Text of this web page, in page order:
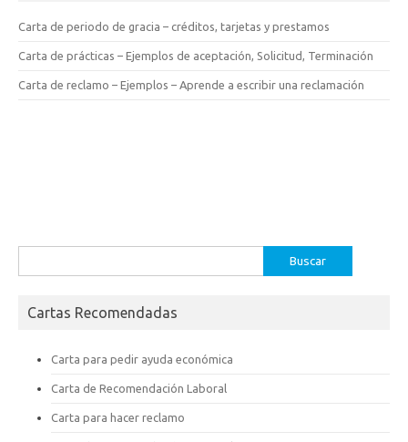
Carta de periodo de gracia – créditos, tarjetas y prestamos
Carta de prácticas – Ejemplos de aceptación, Solicitud, Terminación
Carta de reclamo – Ejemplos – Aprende a escribir una reclamación
Cartas Recomendadas
Carta para pedir ayuda económica
Carta de Recomendación Laboral
Carta para hacer reclamo